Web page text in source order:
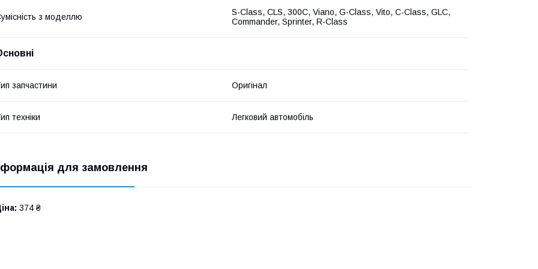
з моделлю
S-Class, CLS, 300C, Viano, G-Class, Vito, C-Class, GLC,
Commander, Sprinter, R-Class
запчастини Оригінал
техніки Легковий автомобіль
для замовлення
374 ₴